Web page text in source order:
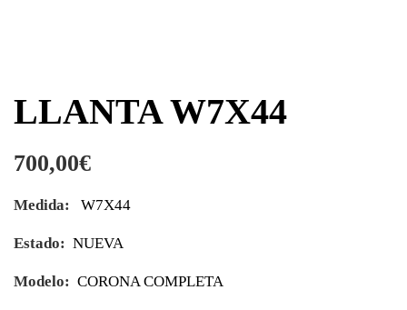
LLANTA W7X44
700,00€
Medida: W7X44
Estado: NUEVA
Modelo: CORONA COMPLETA